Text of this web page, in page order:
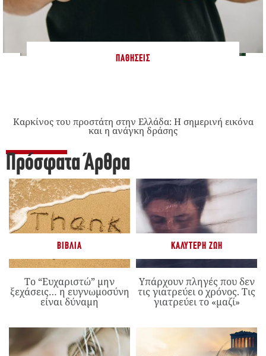
ΠΑΘΉΣΕΙΣ
Καρκίνος του προστάτη στην Ελλάδα: Η σημερινή εικόνα
και η ανάγκη δράσης
Πρόσφατα Άρθρα
ΒΙΒΛΊΑ
Το “Ευχαριστώ” μην
ξεχάσεις… η ευγνωμοσύνη
είναι δύναμη
ΚΑΛΎΤΕΡΗ ΖΩΉ
Υπάρχουν πληγές που δεν
τις γιατρεύει ο χρόνος. Τις
γιατρεύει το «μαζί»